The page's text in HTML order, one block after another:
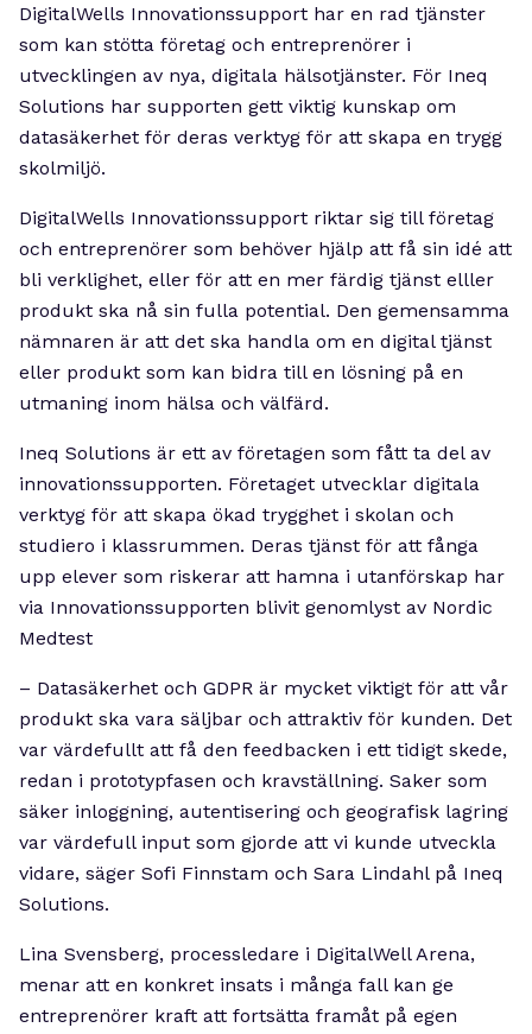
DigitalWells Innovationssupport har en rad tjänster
som kan stötta företag och entreprenörer i
utvecklingen av nya, digitala hälsotjänster. För Ineq
Solutions har supporten gett viktig kunskap om
datasäkerhet för deras verktyg för att skapa en trygg
skolmiljö.
DigitalWells Innovationssupport riktar sig till företag
och entreprenörer som behöver hjälp att få sin idé att
bli verklighet, eller för att en mer färdig tjänst elller
produkt ska nå sin fulla potential. Den gemensamma
nämnaren är att det ska handla om en digital tjänst
eller produkt som kan bidra till en lösning på en
utmaning inom hälsa och välfärd.
Ineq Solutions är ett av företagen som fått ta del av
innovationssupporten. Företaget utvecklar digitala
verktyg för att skapa ökad trygghet i skolan och
studiero i klassrummen. Deras tjänst för att fånga
upp elever som riskerar att hamna i utanförskap har
via Innovationssupporten blivit genomlyst av Nordic
Medtest
– Datasäkerhet och GDPR är mycket viktigt för att vår
produkt ska vara säljbar och attraktiv för kunden. Det
var värdefullt att få den feedbacken i ett tidigt skede,
redan i prototypfasen och kravställning. Saker som
säker inloggning, autentisering och geografisk lagring
var värdefull input som gjorde att vi kunde utveckla
vidare, säger Sofi Finnstam och Sara Lindahl på Ineq
Solutions.
Lina Svensberg, processledare i DigitalWell Arena,
menar att en konkret insats i många fall kan ge
entreprenörer kraft att fortsätta framåt på egen